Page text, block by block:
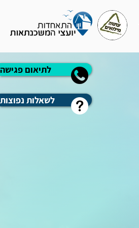
לתיאום פגישה
לשאלות נפוצות